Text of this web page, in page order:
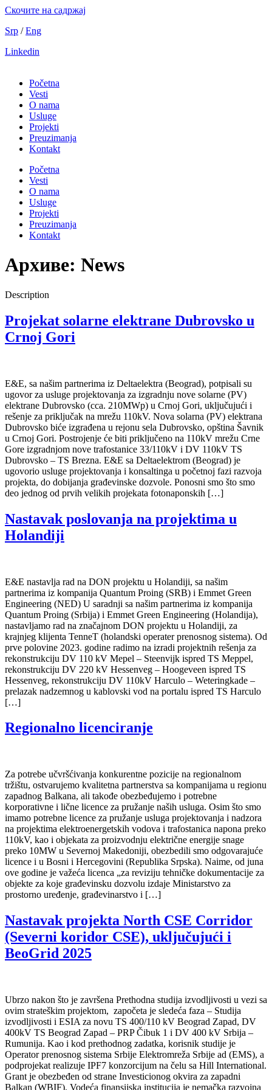
Скочите на садржај
Srp /Eng
Linkedin
Početna
Vesti
O nama
Usluge
Projekti
Preuzimanja
Kontakt
Početna
Vesti
O nama
Usluge
Projekti
Preuzimanja
Kontakt
Архиве: News
Description
Projekat solarne elektrane Dubrovsko u
Crnoj Gori
E&E, sa našim partnerima iz Deltaelektra (Beograd), potpisali su
ugovor za usluge projektovanja za izgradnju nove solarne (PV)
elektrane Dubrovsko (cca. 210MWp) u Crnoj Gori, uključujući i
rešenje za priključak na mrežu 110kV. Nova solarna (PV) elektrana
Dubrovsko biće izgrađena u rejonu sela Dubrovsko, opština Šavnik
u Crnoj Gori. Postrojenje će biti priključeno na 110kV mrežu Crne
Gore izgradnjom nove trafostanice 33/110kV i DV 110kV TS
Dubrovsko – TS Brezna. E&E sa Deltaelektrom (Beograd) je
ugovorio usluge projektovanja i konsaltinga u početnoj fazi razvoja
projekta, do dobijanja građevinske dozvole. Ponosni smo što smo
deo jednog od prvih velikih projekata fotonaponskih […]
Nastavak poslovanja na projektima u
Holandiji
E&E nastavlja rad na DON projektu u Holandiji, sa našim
partnerima iz kompanija Quantum Proing (SRB) i Emmet Green
Engineering (NED) U saradnji sa našim partnerima iz kompanija
Quantum Proing (Srbija) i Emmet Green Engineering (Holandija),
nastavljamo rad na značajnom DON projektu u Holandiji, za
krajnjeg klijenta TenneT (holandski operater prenosnog sistema). Od
prve polovine 2023. godine radimo na izradi projektnih rešenja za
rekonstrukciju DV 110 kV Mepel – Steenvijk ispred TS Meppel,
rekonstrukciju DV 220 kV Hessenveg – Hoogeveen ispred TS
Hessenveg, rekonstrukciju DV 110kV Harculo – Weteringkade –
prelazak nadzemnog u kablovski vod na portalu ispred TS Harculo
[…]
Regionalno licenciranje
Za potrebe učvršćivanja konkurentne pozicije na regionalnom
tržištu, ostvarujemo kvalitetna partnerstva sa kompanijama u regionu
zapadnog Balkana, ali takođe obezbeđujemo i potrebne
korporativne i lične licence za pružanje naših usluga. Osim što smo
imamo potrebne licence za pružanje usluga projektovanja i nadzora
na projektima elektroenergetskih vodova i trafostanica napona preko
110kV, kao i objekata za proizvodnju električne energije snage
preko 10MW u Severnoj Makedoniji, obezbedili smo odgovarajuće
licence i u Bosni i Hercegovini (Republika Srpska). Naime, od juna
ove godine je važeća licenca „za reviziju tehničke dokumentacije za
objekte za koje građevinsku dozvolu izdaje Ministarstvo za
prostorno uređenje, građevinarstvo i […]
Nastavak projekta North CSE Corridor
(Severni koridor CSE), uključujući i
BeoGrid 2025
Ubrzo nakon što je završena Prethodna studija izvodljivosti u vezi sa
ovim strateškim projektom, započeta je sledeća faza – Studija
izvodljivosti i ESIA za novu TS 400/110 kV Beograd Zapad, DV
400kV TS Beograd Zapad – PRP Čibuk 1 i DV 400 kV Srbija –
Rumunija. Kao i kod prethodnog zadatka, korisnik studije je
Operator prenosnog sistema Srbije Elektromreža Srbije ad (EMS), a
podprojekat realizuje IPF7 konzorcijum na čelu sa Hill International.
Grant je obezbeđen od strane Investicionog okvira za zapadni
Balkan (WBIF). Vodeća finansijska institucija je nemačka razvojna